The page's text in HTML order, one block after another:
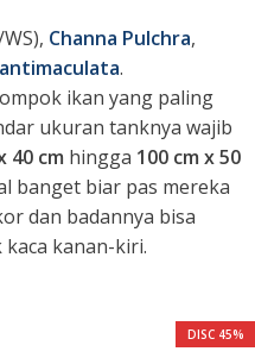
Channa Pulchra,
.
ikan yang paling
ukuran tanknya wajib
40 cm hingga 100 cm x 50
banget biar pas mereka
dan badannya bisa
kanan-kiri.
DISC 45%